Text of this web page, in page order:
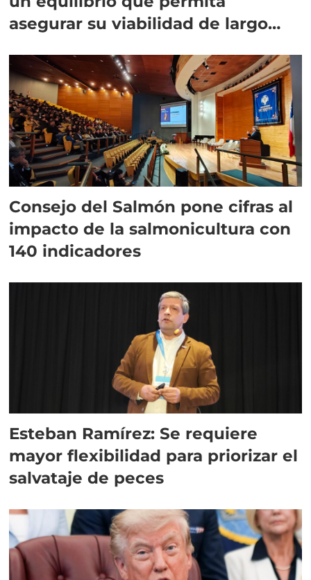
asegurar su viabilidad de largo
Consejo del Salmón pone cifras al
impacto de la salmonicultura con
140 indicadores
Esteban Ramírez: Se requiere
mayor flexibilidad para priorizar el
salvataje de peces